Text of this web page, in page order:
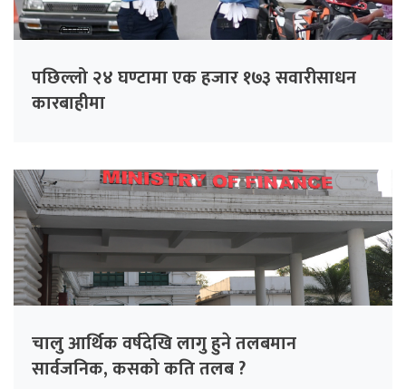
पछिल्लो २४ घण्टामा एक हजार १७३ सवारीसाधन
कारबाहीमा
चालु आर्थिक वर्षदेखि लागु हुने तलबमान
सार्वजनिक, कसको कति तलब ?